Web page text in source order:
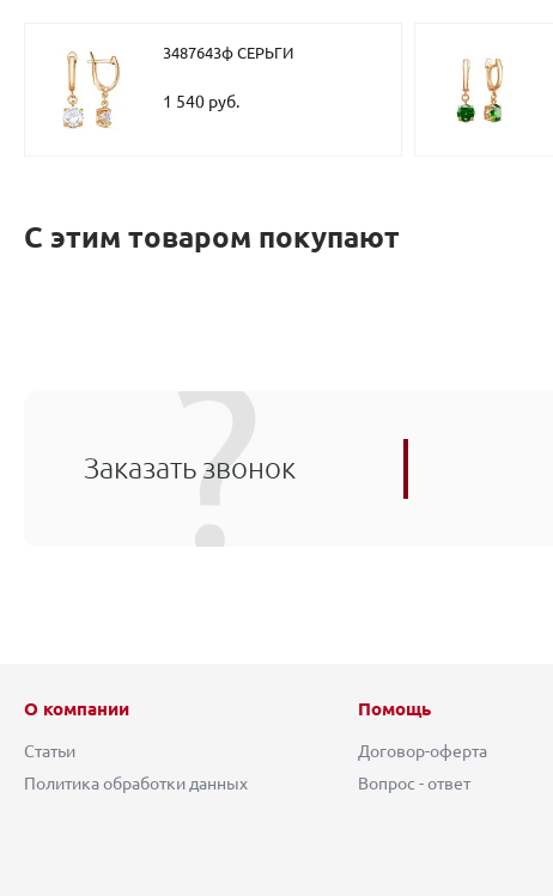
3487643ф СЕРЬГИ
1 540 руб.
С этим товаром покупают
Заказать звонок
О компании
Статьи
Политика обработки данных
Помощь
Договор-оферта
Вопрос - ответ